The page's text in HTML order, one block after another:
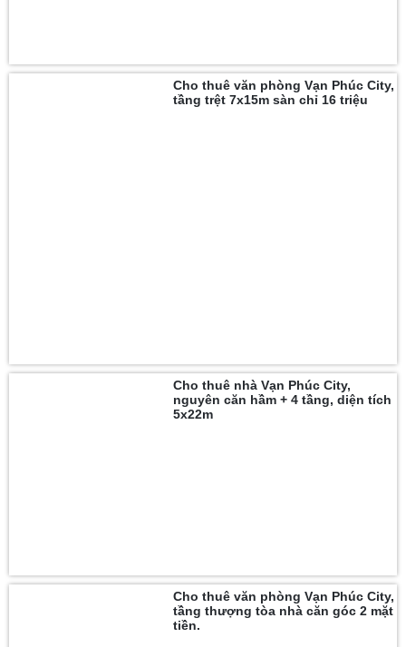
Cho thuê văn phòng Vạn Phúc City,
tầng trệt 7x15m sàn chỉ 16 triệu
Cho thuê nhà Vạn Phúc City,
nguyên căn hầm + 4 tầng, diện tích
5x22m
Cho thuê văn phòng Vạn Phúc City,
tầng thượng tòa nhà căn góc 2 mặt
tiền.